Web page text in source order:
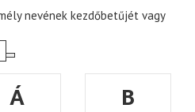
nevének kezdőbetűjét vagy
Á
B